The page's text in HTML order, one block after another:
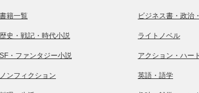
書籍一覧 ビジネス書・政治
歴史・戦記・時代小説 ライトノベル
SF・ファンタジー小説 アクション・ハー
ノンフィクション 英語・語学